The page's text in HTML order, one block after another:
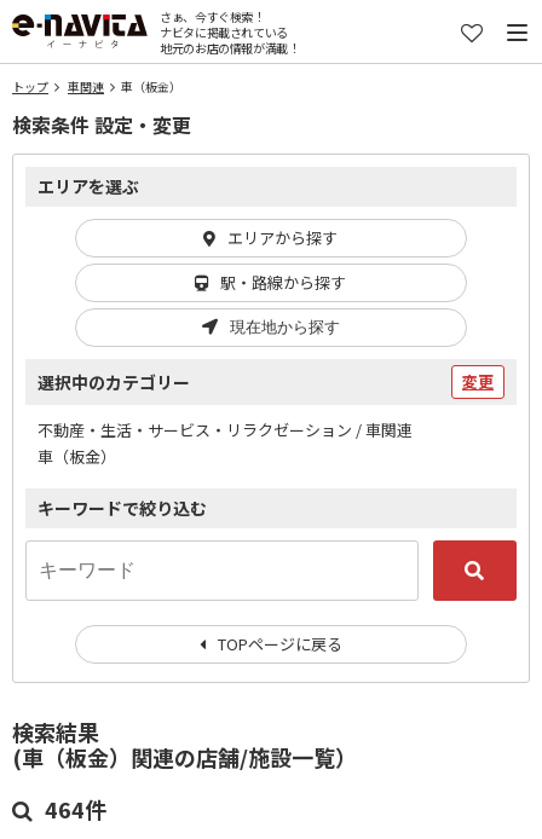
さぁ、今すぐ検索！
ナビタに掲載されている
地元のお店の情報が満載！
トップ 車関連 車（板金）
検索結果
(車（板金）関連の店舗/施設一覧）
464件
検索条件 設定・変更
エリアを選ぶ
エリアから探す
駅・路線から探す
現在地から探す
選択中のカテゴリー 変更
不動産・生活・サービス・リラクゼーション / 車関連
車（板金）
キーワードで絞り込む
TOPページに戻る